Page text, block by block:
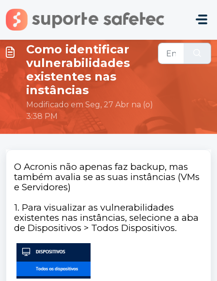
Ir para o conteúdo principal
Como identificar
vulnerabilidades
existentes nas
instâncias
Modificado em Seg, 27 Abr na (o)
3:38 PM
O Acronis não apenas faz backup, mas
também avalia se as suas instâncias (VMs
e Servidores)
1. Para visualizar as vulnerabilidades
existentes nas instâncias, selecione a aba
de Dispositivos > Todos Dispositivos.